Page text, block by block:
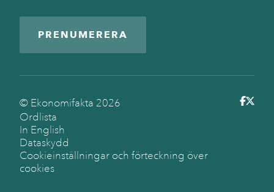
PRENUMERERA
© Ekonomifakta 2026
Ordlista
In English
Dataskydd
Cookieinställningar och förteckning över
cookies